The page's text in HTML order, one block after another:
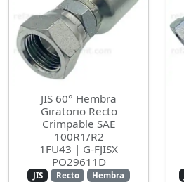
JIS 60° Hembra
Giratorio Recto
Crimpable SAE
100R1/R2
1FU43 | G-FJISX
PO29611D
JIS Recto Hembra